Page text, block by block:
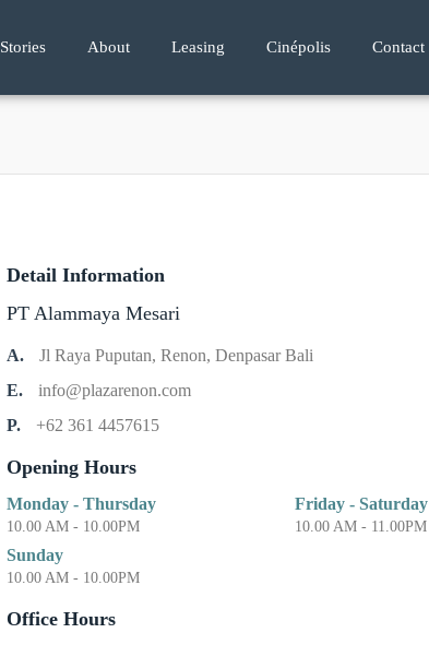
Stories About Leasing Cinépolis Contact
Detail Information
PT Alammaya Mesari
A.
Jl Raya Puputan, Renon, Denpasar Bali
E.
info@plazarenon.com
P.
+62 361 4457615
Opening Hours
Monday - Thursday
10.00 AM - 10.00PM
Friday - Saturday
10.00 AM - 11.00PM
Sunday
10.00 AM - 10.00PM
Office Hours